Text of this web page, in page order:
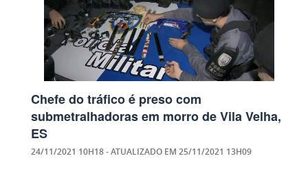
Chefe do tráfico é preso com
submetralhadoras em morro de Vila Velha,
ES
24/11/2021 10H18- ATUALIZADO EM 25/11/2021 13H09